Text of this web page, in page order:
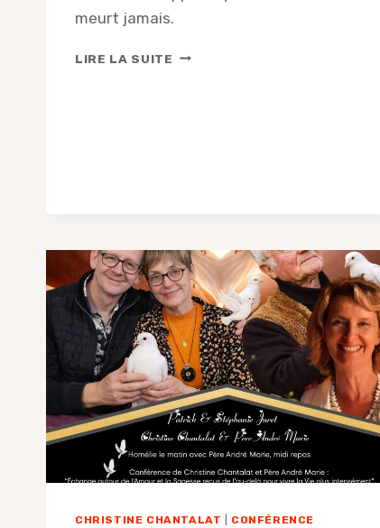
meurt jamais.
LIRE LA SUITE CHRISTINE
CHRISTINE CHANTALAT
CONFÉRENCE